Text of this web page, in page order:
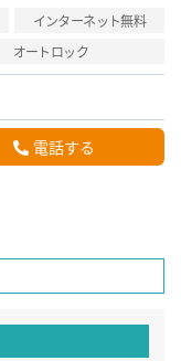
インターネット無料
オートロック
電話する